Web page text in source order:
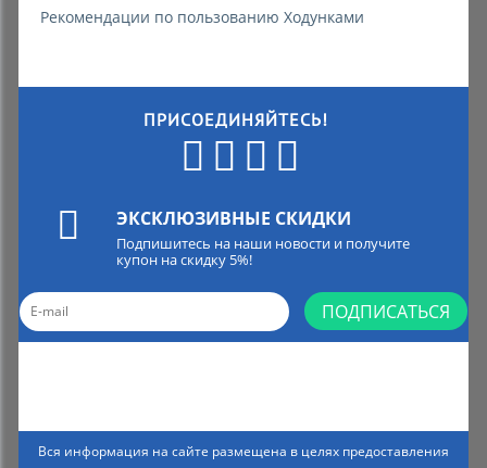
Рекомендации по пользованию Ходунками
ПРИСОЕДИНЯЙТЕСЬ!
ЭКСКЛЮЗИВНЫЕ СКИДКИ
Подпишитесь на наши новости и получите
купон на скидку 5%!
ПОДПИСАТЬСЯ
Вся информация на сайте размещена в целях предоставления